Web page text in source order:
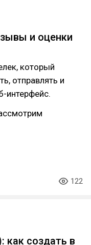
и оценки
который
отправлять и
интерфейс.
122
как создать в